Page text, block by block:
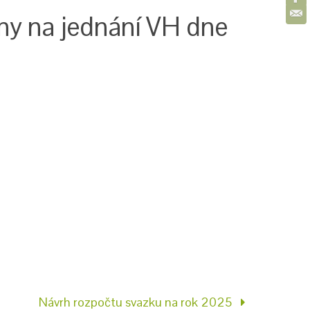
na jednání VH dne
Návrh rozpočtu svazku na rok 2025